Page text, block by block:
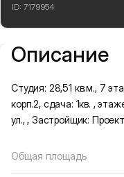
ID: 7179954
Подробная
Описание
Студия: 28,51 кв.м., 7
корп.2, сдача: 1кв. ,
ул., , Застройщик:
Общая площадь